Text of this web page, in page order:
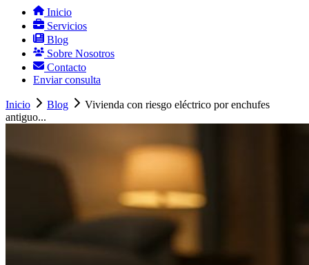
Inicio
Servicios
Blog
Sobre Nosotros
Contacto
Enviar consulta
Inicio Blog
Vivienda con riesgo eléctrico por enchufes
antiguo...